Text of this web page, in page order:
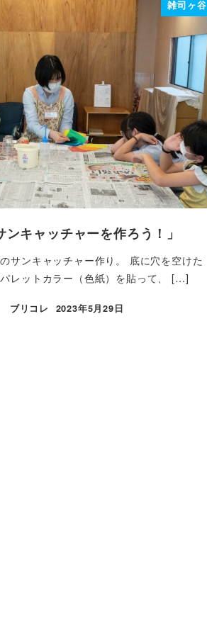
雑司ヶ谷
キャッチャーを作ろう！」
サンキャッチャー作り。 底に穴を空けた
レットカラー（色紙）を貼って、 […]
ブリコレ
投稿日
2023年5月29日